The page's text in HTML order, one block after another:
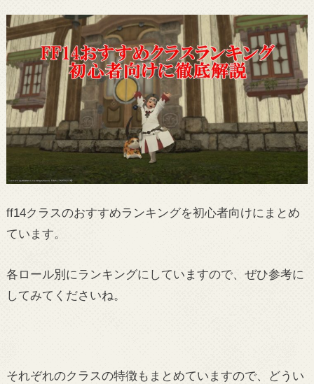
ff14クラスのおすすめランキングを初心者向けにまとめ
ています。
各ロール別にランキングにしていますので、ぜひ参考に
してみてくださいね。
それぞれのクラスの特徴もまとめていますので、どうい